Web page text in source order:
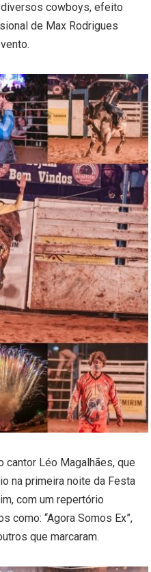
cowboys, efeito
de Max Rodrigues
cantor Léo Magalhães, que
na primeira noite da Festa
com um repertório
como: “Agora Somos Ex”,
que marcaram.